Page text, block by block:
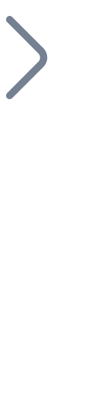
votre entreprise et
et
à notre service